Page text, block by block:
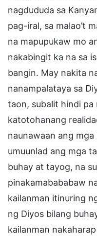
nagdududa sa
pag-iral, sa malao’t
na mapupukaw mo
nakabingit ka na sa
bangin. May nakita
nanampalataya sa
taon, subalit hindi
katotohanang
naunawaan ang
umuunlad ang mga
buhay at tayog, na
pinakamabababaw
kailanman itinuring
ng Diyos bilang
kailanman